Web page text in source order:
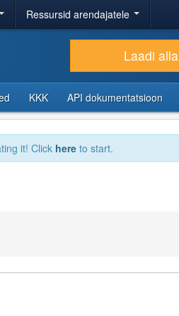
Ressursid arendajatele
Laadi alla
KKK API dokumentatsioon
it! Click here to start.